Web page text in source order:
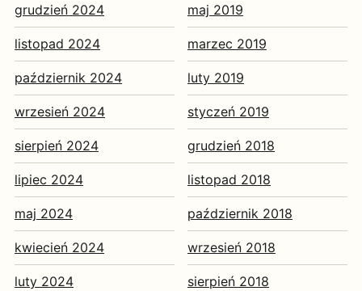
grudzień 2024
listopad 2024
październik 2024
wrzesień 2024
sierpień 2024
lipiec 2024
maj 2024
kwiecień 2024
luty 2024
maj 2019
marzec 2019
luty 2019
styczeń 2019
grudzień 2018
listopad 2018
październik 2018
wrzesień 2018
sierpień 2018